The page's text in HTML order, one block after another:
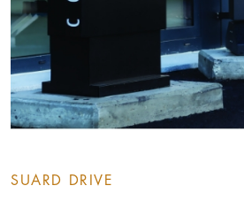
SUARD DRIVE